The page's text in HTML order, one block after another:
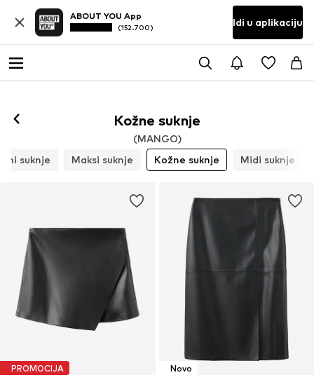
ABOUT YOU App
(152.700) Idi u aplikaciju
Kožne suknje
(MANGO)
suknje
Maksi suknje Kožne suknje Midi suknje
PROMOCIJA Novo